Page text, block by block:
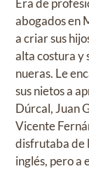
Era de
abogados en
a criar sus
alta costura y
nueras. Le
sus nietos a
Dúrcal, Juan
Vicente
disfrutaba de
inglés, pero a